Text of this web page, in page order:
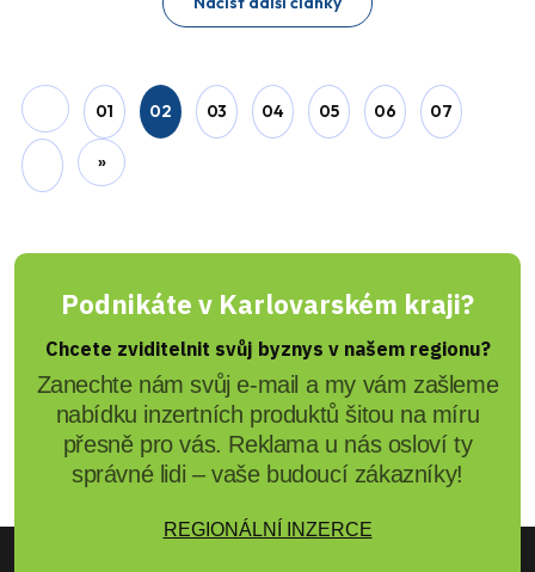
Před 5 roky 2 Editor
Cheb: Očkovací centrum bude
přesunuto do kostela sv. Kláry